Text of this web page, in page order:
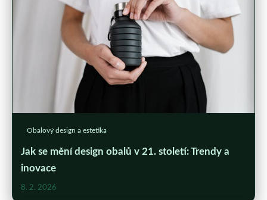
Obalový design a estetika
Jak se mění design obalů v 21. století: Trendy a
inovace
8. 2. 2026